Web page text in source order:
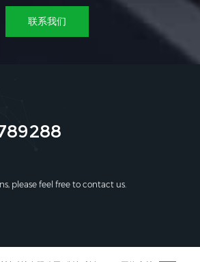
联系我们
please feel free to contact us.